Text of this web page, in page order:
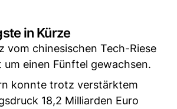
in Kürze
vom chinesischen Tech-Riese
um einen Fünftel gewachsen.
konnte trotz verstärktem
18,2 Milliarden Euro